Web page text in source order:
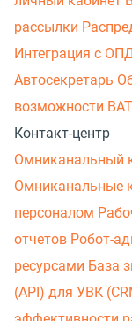
рассылки
Интеграция с
Автосекретарь
возможности
Контакт-центр
Омниканальный
Омниканальные
персоналом
отчетов Робот-
ресурсами База
(API) для УВК